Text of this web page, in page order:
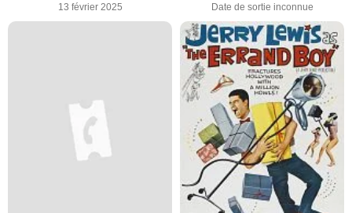
13 février 2025 Date de sortie inconnue